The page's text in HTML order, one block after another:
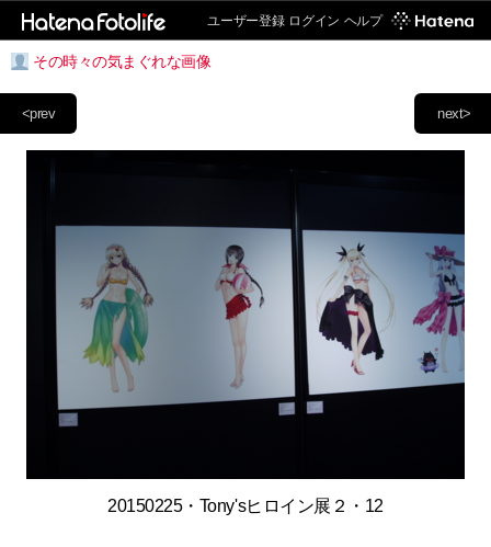
ユーザー登録 ログイン ヘルプ
その時々の気まぐれな画像
next>
<prev
20150225・Tony'sヒロイン展２・12